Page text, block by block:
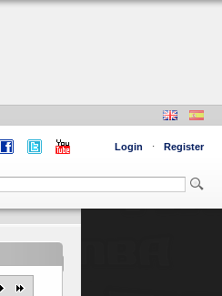
Login · Register